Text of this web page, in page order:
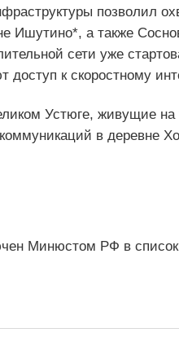
позволил
Ишутино*, а также
сети уже
к скоростному
Устюге, живущие на
в деревне
Минюстом РФ в